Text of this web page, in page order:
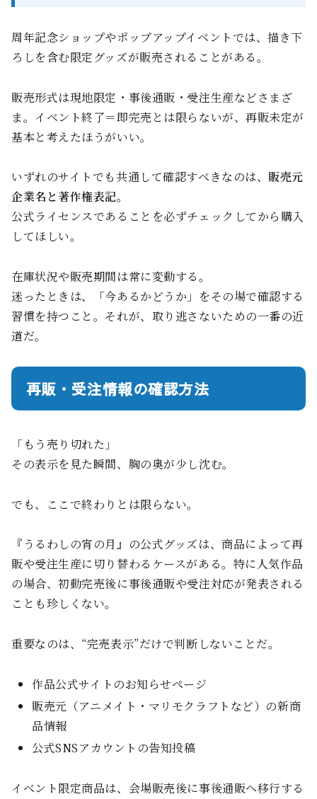
周年記念ショップやポップアップイベントでは、描き下
ろしを含む限定グッズが販売されることがある。
販売形式は現地限定・事後通販・受注生産などさまざ
ま。イベント終了＝即完売とは限らないが、再販未定が
基本と考えたほうがいい。
いずれのサイトでも共通して確認すべきなのは、 販売元
企業名と著作権表記。
公式ライセンスであることを必ずチェックしてから購入
してほしい。
在庫状況や販売期間は常に変動する。
迷ったときは、「今あるかどうか」をその場で確認する
習慣を持つこと。それが、取り逃さないための一番の近
道だ。
再販・受注情報の確認方法
「もう売り切れた」
その表示を見た瞬間、胸の奥が少し沈む。
でも、ここで終わりとは限らない。
『うるわしの宵の月』の公式グッズは、商品によって再
販や受注生産に切り替わるケースがある。特に人気作品
の場合、初動完売後に事後通販や受注対応が発表される
ことも珍しくない。
重要なのは、“完売表示”だけで判断しないことだ。
作品公式サイトのお知らせページ
販売元（アニメイト・マリモクラフトなど）の新商
品情報
公式SNSアカウントの告知投稿
イベント限定商品は、会場販売後に事後通販へ移行する